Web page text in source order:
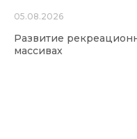
05.08.2026
Развитие
массивах